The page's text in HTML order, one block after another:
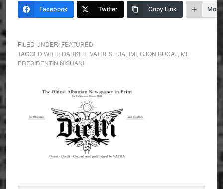
Facebook Twitter Copy Link More
FILED UNDER: FEATURED
TAGGED WITH: DARKE E VATRES, FJALIMI, GJON BUCAJ ME
PRESIDENTIN NISHANI